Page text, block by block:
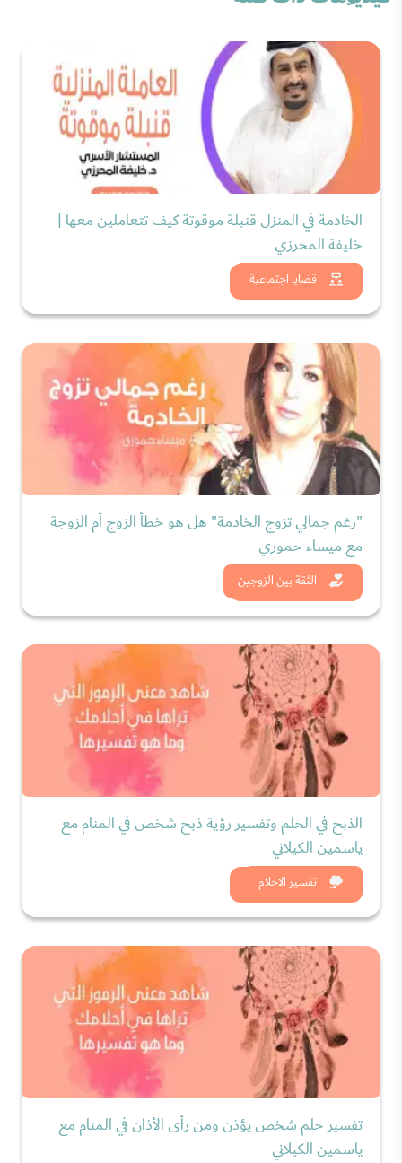
قضايا اجتماعية
الخادمة في المنزل قنبلة موقوتة كيف تتعاملين معها |
خليفة المحرزي
شاهد الان
الثقة بين الزوجين
"رغم جمالي تزوج الخادمة" هل هو خطأ الزوج أم الزوجة
مع ميساء حموري
شاهد الان
تفسير الاحلام
الذبح في الحلم وتفسير رؤية ذبح شخص في المنام مع
ياسمين الكيلاني
شاهد الان
تفسير حلم شخص يؤذن ومن رأى الأذان في المنام مع
ياسمين الكيلاني